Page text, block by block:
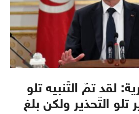
لقد تمّ التّنبيه تلو
تلو التّحذير ولكن بلغ